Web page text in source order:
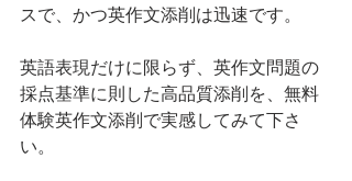
スで、かつ英作文添削は迅速です。
英語表現だけに限らず、英作文問題の
採点基準に則した高品質添削を、無料
体験英作文添削で実感してみて下さ
い。